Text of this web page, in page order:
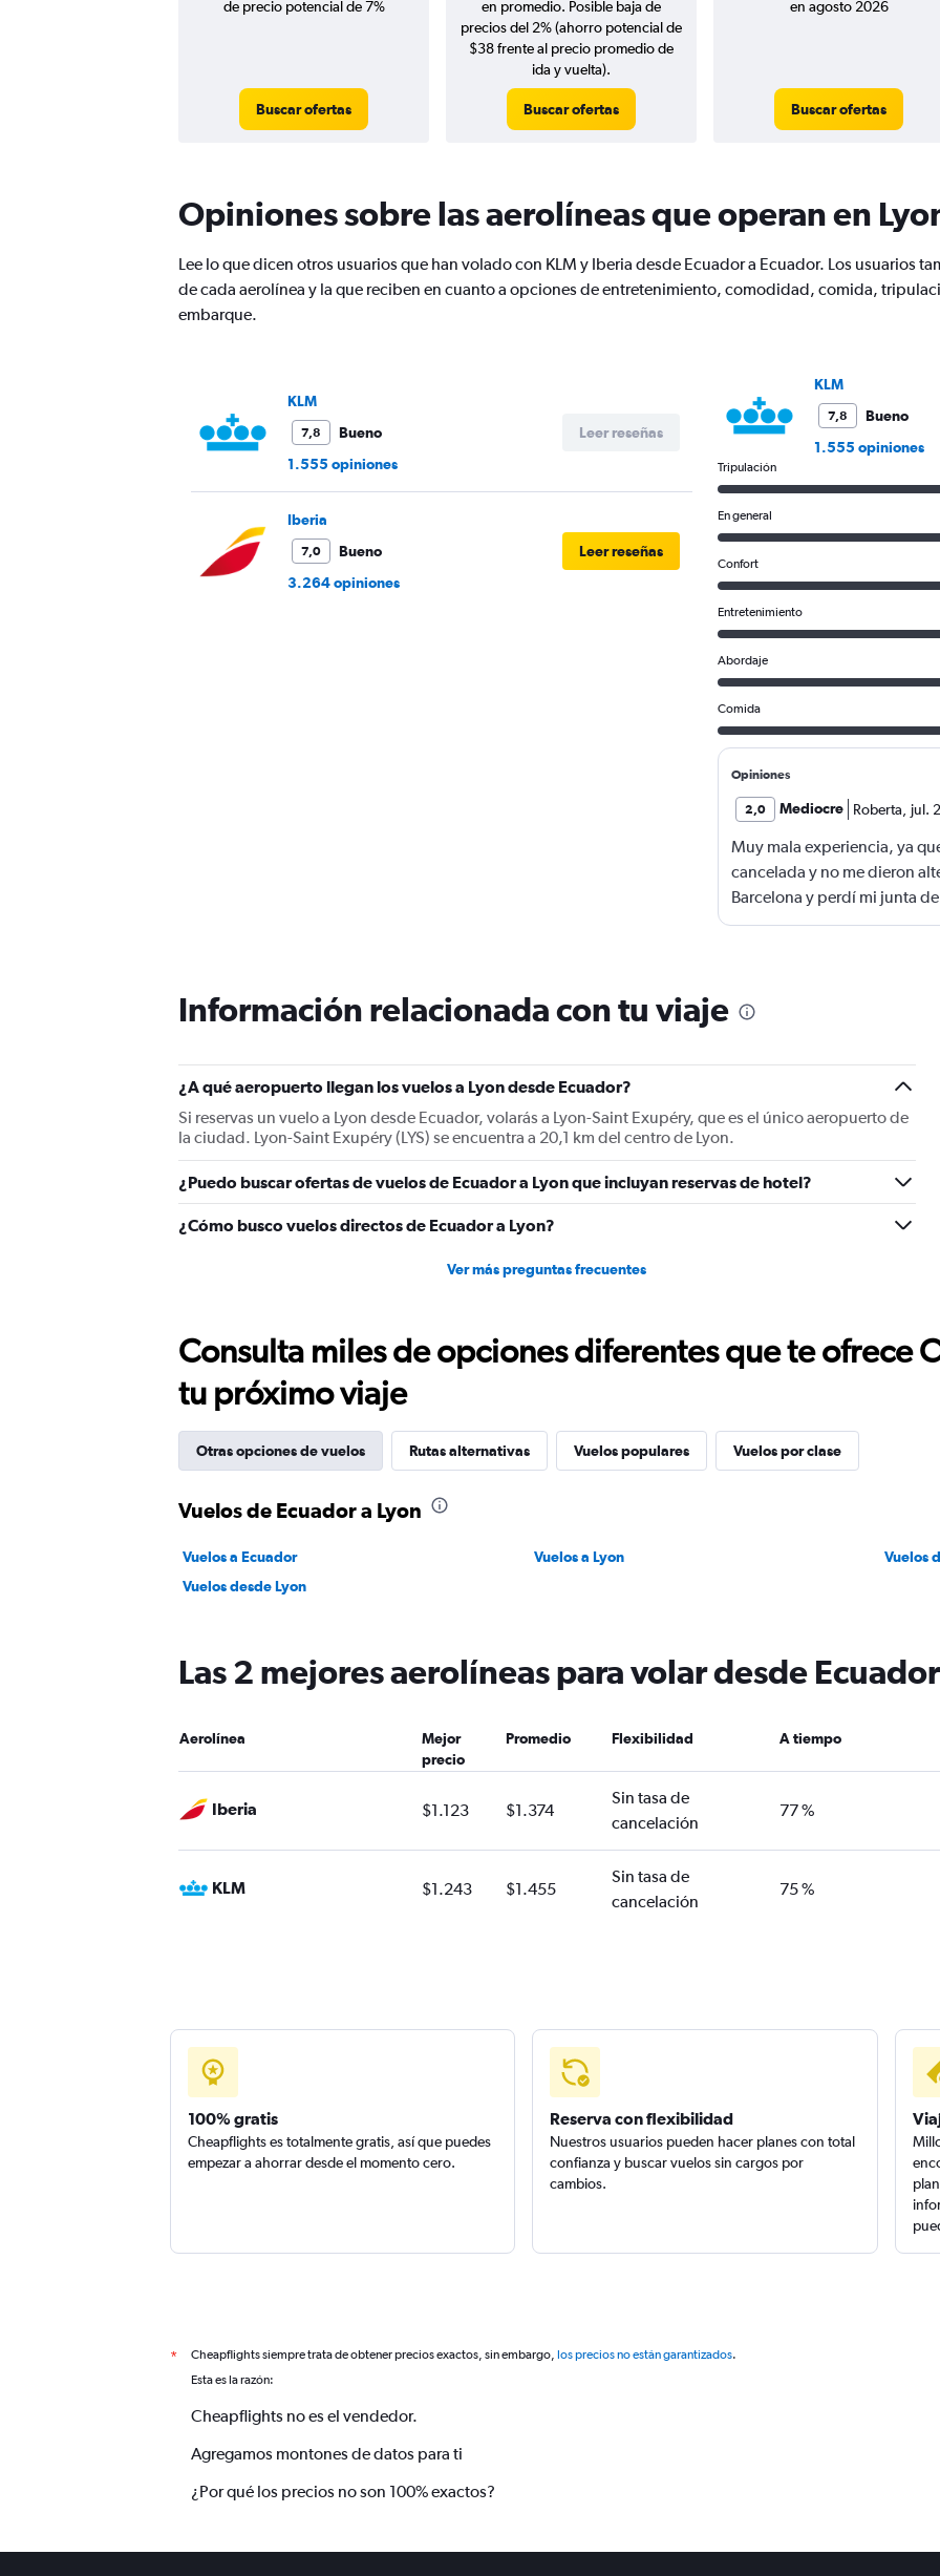
de precio potencial de 7%
Buscar ofertas
en promedio. Posible baja de
precios del 2% (ahorro potencial de
$38 frente al precio promedio de
ida y vuelta).
Buscar ofertas
en agosto 2026
Buscar ofertas
Opiniones sobre las aerolíneas que operan en
Lee lo que dicen otros usuarios que han volado con KLM y Iberia desde Ecuador a Ecuador. Los usuarios
de cada aerolínea y la que reciben en cuanto a opciones de entretenimiento, comodidad, comida,
embarque.
KLM
7,8
Bueno
1.555 opiniones
Leer reseñas
Iberia
7,0
Bueno
3.264 opiniones
Leer reseñas
KLM
7,8
Bueno
1.555 opiniones
Tripulación
En general
Confort
Entretenimiento
Abordaje
Comida
Opiniones
2,0 Mediocre Roberta jul.
Muy mala experiencia, ya
cancelada y no me dieron
Barcelona y perdí mi junta
Información relacionada con tu viaje
¿A qué aeropuerto llegan los vuelos a Lyon desde Ecuador?
Si reservas un vuelo a Lyon desde Ecuador, volarás a Lyon-Saint Exupéry, que es el único aeropuerto de
la ciudad. Lyon-Saint Exupéry (LYS) se encuentra a 20,1 km del centro de Lyon.
¿Puedo buscar ofertas de vuelos de Ecuador a Lyon que incluyan reservas de hotel?
¿Cómo busco vuelos directos de Ecuador a Lyon?
Ver más preguntas frecuentes
Consulta miles de opciones diferentes que te ofrece
tu próximo viaje
Otras opciones de vuelos Rutas alternativas Vuelos populares Vuelos por clase
Vuelos de Ecuador a Lyon
Vuelos a Ecuador Vuelos a Lyon
Vuelos
Vuelos desde Lyon
Las 2 mejores aerolíneas para volar desde
Aerolínea
Mejor
precio
Promedio Flexibilidad A tiempo
Iberia $1.123 $1.374
Sin tasa de
cancelación
77 %
KLM $1.243 $1.455
Sin tasa de
cancelación
75 %
100% gratis
Cheapflights es totalmente gratis, así que puedes
empezar a ahorrar desde el momento cero.
Reserva con flexibilidad
Nuestros usuarios pueden hacer planes con total
confianza y buscar vuelos sin cargos por
cambios.
* Cheapflights siempre trata de obtener precios exactos, sin embargo, los precios no están garantizados.
Esta es la razón:
Cheapflights no es el vendedor.
Agregamos montones de datos para ti
¿Por qué los precios no son 100% exactos?